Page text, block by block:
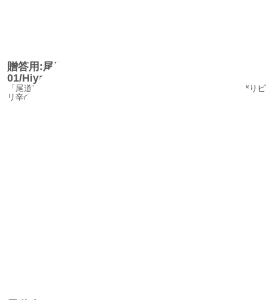
贈答用:尾道冷やし中華そば
01/HiyashityukaSoba01_gift
「尾道冷やし中華そば」の麺は、尾道ラーメンの麺で、ちょっぴりピ
リ辛のスープのマリアージュが絶妙